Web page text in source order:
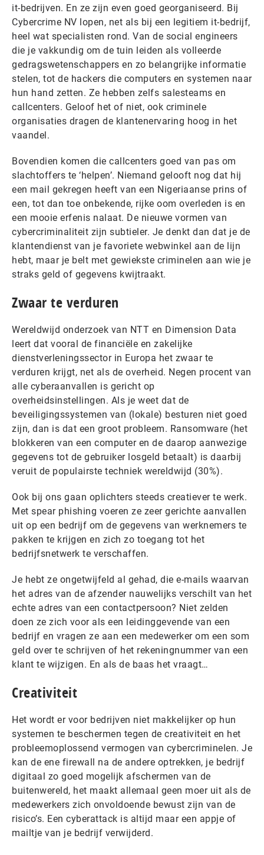
it-bedrijven. En ze zijn even goed georganiseerd. Bij
Cybercrime NV lopen, net als bij een legitiem it-bedrijf,
heel wat specialisten rond. Van de social engineers
die je vakkundig om de tuin leiden als volleerde
gedragswetenschappers en zo belangrijke informatie
stelen, tot de hackers die computers en systemen naar
hun hand zetten. Ze hebben zelfs salesteams en
callcenters. Geloof het of niet, ook criminele
organisaties dragen de klantenervaring hoog in het
vaandel.
Bovendien komen die callcenters goed van pas om
slachtoffers te ‘helpen’. Niemand gelooft nog dat hij
een mail gekregen heeft van een Nigeriaanse prins of
een, tot dan toe onbekende, rijke oom overleden is en
een mooie erfenis nalaat. De nieuwe vormen van
cybercriminaliteit zijn subtieler. Je denkt dan dat je de
klantendienst van je favoriete webwinkel aan de lijn
hebt, maar je belt met gewiekste criminelen aan wie je
straks geld of gegevens kwijtraakt.
Zwaar te verduren
Wereldwijd onderzoek van NTT en Dimension Data
leert dat vooral de financiële en zakelijke
dienstverleningssector in Europa het zwaar te
verduren krijgt, net als de overheid. Negen procent van
alle cyberaanvallen is gericht op
overheidsinstellingen. Als je weet dat de
beveiligingssystemen van (lokale) besturen niet goed
zijn, dan is dat een groot probleem. Ransomware (het
blokkeren van een computer en de daarop aanwezige
gegevens tot de gebruiker losgeld betaalt) is daarbij
veruit de populairste techniek wereldwijd (30%).
Ook bij ons gaan oplichters steeds creatiever te werk.
Met spear phishing voeren ze zeer gerichte aanvallen
uit op een bedrijf om de gegevens van werknemers te
pakken te krijgen en zich zo toegang tot het
bedrijfsnetwerk te verschaffen.
Je hebt ze ongetwijfeld al gehad, die e-mails waarvan
het adres van de afzender nauwelijks verschilt van het
echte adres van een contactpersoon? Niet zelden
doen ze zich voor als een leidinggevende van een
bedrijf en vragen ze aan een medewerker om een som
geld over te schrijven of het rekeningnummer van een
klant te wijzigen. En als de baas het vraagt…
Creativiteit
Het wordt er voor bedrijven niet makkelijker op hun
systemen te beschermen tegen de creativiteit en het
probleemoplossend vermogen van cybercriminelen. Je
kan de ene firewall na de andere optrekken, je bedrijf
digitaal zo goed mogelijk afschermen van de
buitenwereld, het maakt allemaal geen moer uit als de
medewerkers zich onvoldoende bewust zijn van de
risico’s. Een cyberattack is altijd maar een appje of
mailtje van je bedrijf verwijderd.